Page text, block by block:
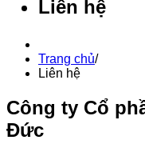
Liên hệ
Trang chủ/
Liên hệ
Công ty Cổ
Đức